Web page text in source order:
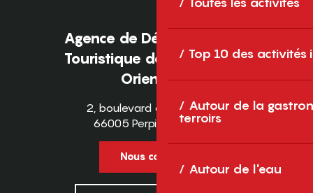
Top 10 des activités
Autour de la
terroirs
Autour de l'eau
Agence de Développement
Touristique des Pyrénées-
Orientales
2, boulevard des Pyrénées
66005 Perpignan Cedex
Nous contacter